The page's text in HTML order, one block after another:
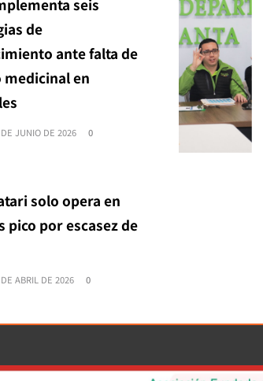
seis
de
ante falta de
medicinal en
JUNIO DE 2026 0
solo opera en
pico por escasez de
ABRIL DE 2026 0